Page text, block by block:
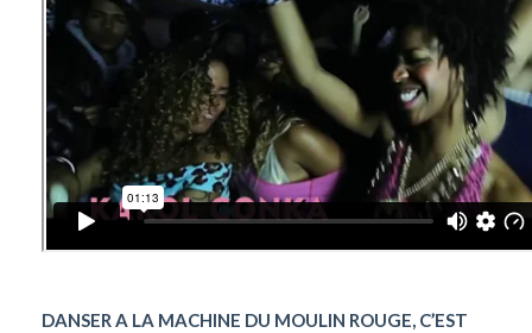
DANSER A LA MACHINE DU MOULIN ROUGE, C’EST